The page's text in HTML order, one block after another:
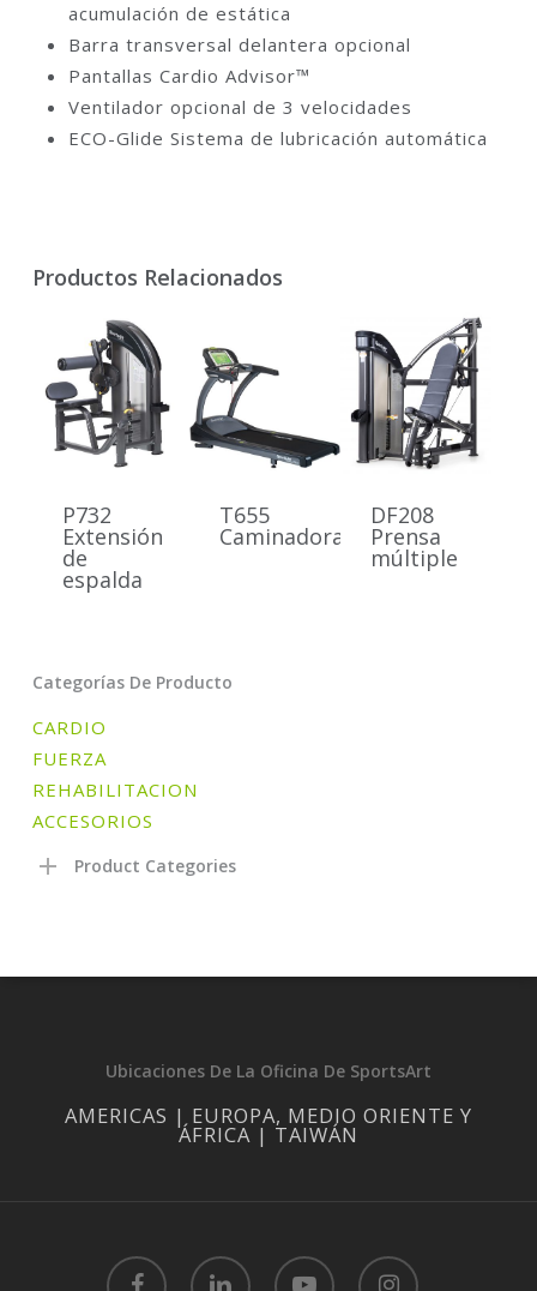
acumulación de estática
Barra transversal delantera opcional
Pantallas Cardio Advisor™
Ventilador opcional de 3 velocidades
ECO-Glide Sistema de lubricación automática
Productos Relacionados
P732
Extensión
de
espalda
T655
Caminadora
DF208
Prensa
múltiple
Categorías De Producto
CARDIO
FUERZA
REHABILITACION
ACCESORIOS
Product Categories
Ubicaciones De La Oficina De SportsArt
AMERICAS | EUROPA, MEDIO ORIENTE Y
ÁFRICA | TAIWÁN
facebook linkedin youtube instagram